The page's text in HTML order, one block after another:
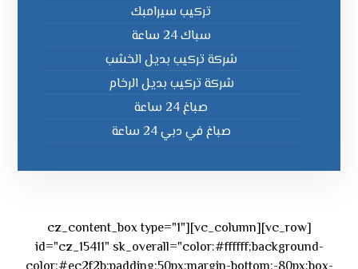
تركيب سيرامبك
سباك 24 ساعة
شركة تركيب بديل الخشب
شركة تركيب بديل الرخام
صباغ 24 ساعة
صباغ في دبي 24 ساعة
[vc_row][vc_column][cz_content_box type="1"
id="cz_15411" sk_overall="color:#ffffff;background-